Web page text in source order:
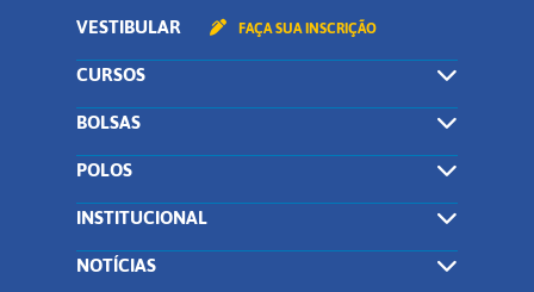
VESTIBULAR FAÇA SUA INSCRIÇÃO
CURSOS
BOLSAS
POLOS
INSTITUCIONAL
NOTÍCIAS